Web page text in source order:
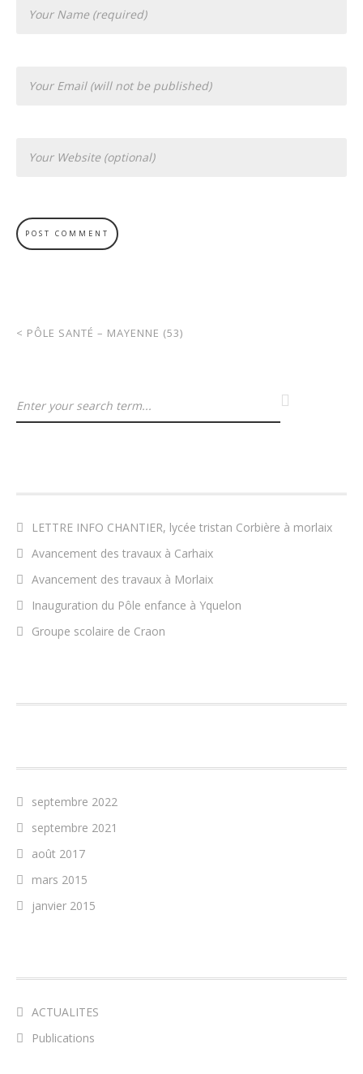
< PÔLE SANTÉ – MAYENNE (53)
LETTRE INFO CHANTIER, lycée tristan Corbière à morlaix
Avancement des travaux à Carhaix
Avancement des travaux à Morlaix
Inauguration du Pôle enfance à Yquelon
Groupe scolaire de Craon
septembre 2022
septembre 2021
août 2017
mars 2015
janvier 2015
ACTUALITES
Publications